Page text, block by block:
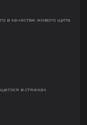
в качестве живого щита
в стяжках